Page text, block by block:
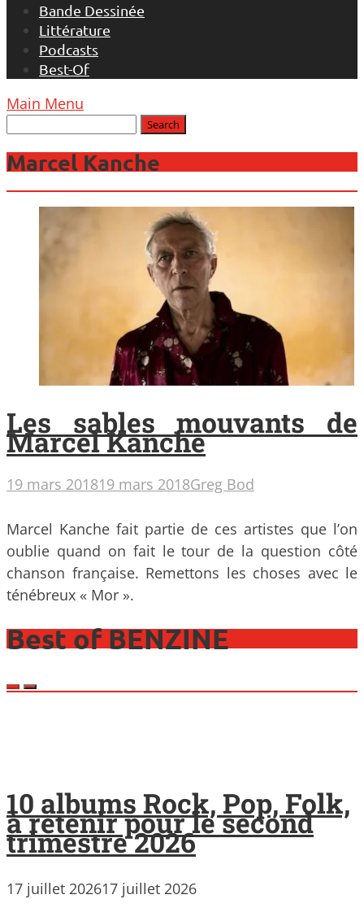
Bande Dessinée
Littérature
Podcasts
Best-Of
Main Menu
Marcel Kanche
Les sables mouvants de
Marcel Kanche
19 mars 201819 mars 2018Greg Bod
Marcel Kanche fait partie de ces artistes que l’on
oublie quand on fait le tour de la question côté
chanson française. Remettons les choses avec le
ténébreux « Mor ».
Best of BENZINE
10 albums Rock, Pop, Folk,
à retenir pour le second
trimestre 2026
17 juillet 202617 juillet 2026